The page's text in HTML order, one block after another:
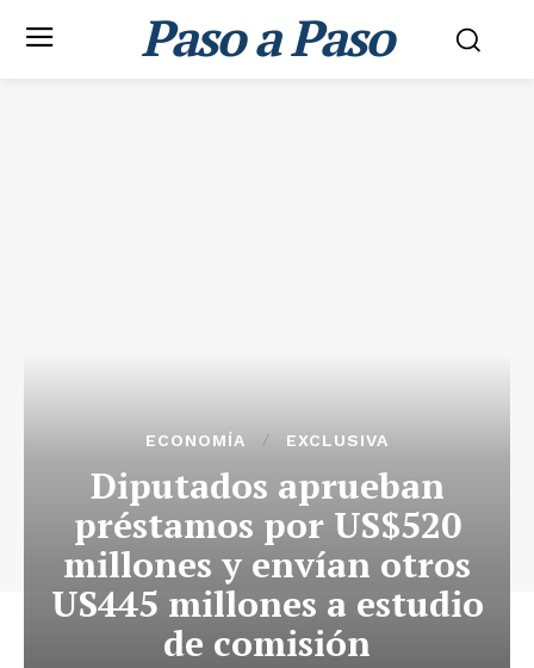
Paso a Paso
ECONOMÍA EXCLUSIVA
Diputados aprueban
préstamos por US$520
millones y envían otros
US445 millones a estudio
de comisión